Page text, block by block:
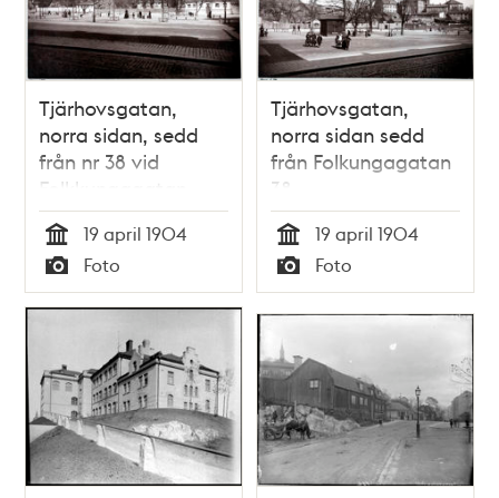
Tjärhovsgatan,
norra sidan, sedd
från nr 38 vid
Folkkungagatan
Tid
19 april 1904
Typ
Foto
Tjärhovsgatan,
norra sidan sedd
från Folkungagatan
38
Tid
19 april 1904
Typ
Foto